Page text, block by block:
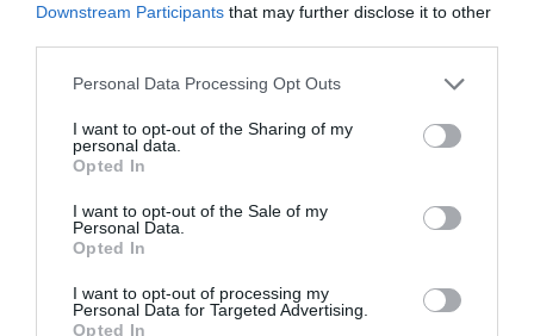
Downstream Participants that may further disclose it to other
Please note that this website/app uses one or more Google
not limited to your visit or usage behaviour. You may click to
grant or deny consent to Google and its third-party tags to
use your data for below specified purposes in below Google
consent section.
Personal Data Processing Opt Outs
I want to opt-out of the Sharing of my
personal data.
Opted In
I want to opt-out of the Sale of my
Personal Data.
Opted In
I want to opt-out of processing my
Personal Data for Targeted Advertising.
Opted In
Foto:Shutterstock
Din păcate, sezonul a fost deja marcat de tragedii:
timp, Nepalul a emis în această primăvară un număr
record de 492 de permise pentru ascensiune, ceea
alimentează temerile privind aglomerația de
pe munte.Potrivit articolelor apărute în presa din